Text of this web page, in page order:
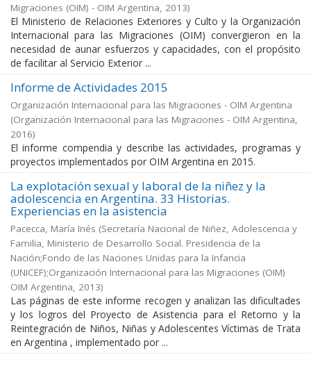
Migraciones (OIM) - OIM Argentina, 2013)
El Ministerio de Relaciones Exteriores y Culto y la Organización
Internacional para las Migraciones (OIM) convergieron en la
necesidad de aunar esfuerzos y capacidades, con el propósito
de facilitar al Servicio Exterior ...
Informe de Actividades 2015
Organización Internacional para las Migraciones - OIM Argentina
(Organización Internacional para las Migraciones - OIM Argentina,
2016)
El informe compendia y describe las actividades, programas y
proyectos implementados por OIM Argentina en 2015.
La explotación sexual y laboral de la niñez y la
adolescencia en Argentina. 33 Historias.
Experiencias en la asistencia
Pacecca, María Inés (Secretaría Nacional de Niñez, Adolescencia y
Familia, Ministerio de Desarrollo Social. Presidencia de la
Nación;Fondo de las Naciones Unidas para la Infancia
(UNICEF);Organización Internacional para las Migraciones (OIM)
OIM Argentina, 2013)
Las páginas de este informe recogen y analizan las dificultades
y los logros del Proyecto de Asistencia para el Retorno y la
Reintegración de Niños, Niñas y Adolescentes Víctimas de Trata
en Argentina , implementado por ...